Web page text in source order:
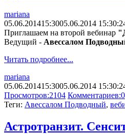
mariana
05.06.201415:3005.06.2014
Приглашаем на второй вебинар
Ведущий - Авессалом
Читать подробнее...
mariana
05.06.201415:3005.06.2014
Просмотров:2104 Комментариев:0
Теги: Авессалом Подводный,
Астротранзит.